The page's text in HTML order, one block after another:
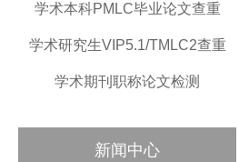
学术本科PMLC毕业论文查重
学术研究生VIP5.1/TMLC2查重
学术期刊职称论文检测
新闻中心